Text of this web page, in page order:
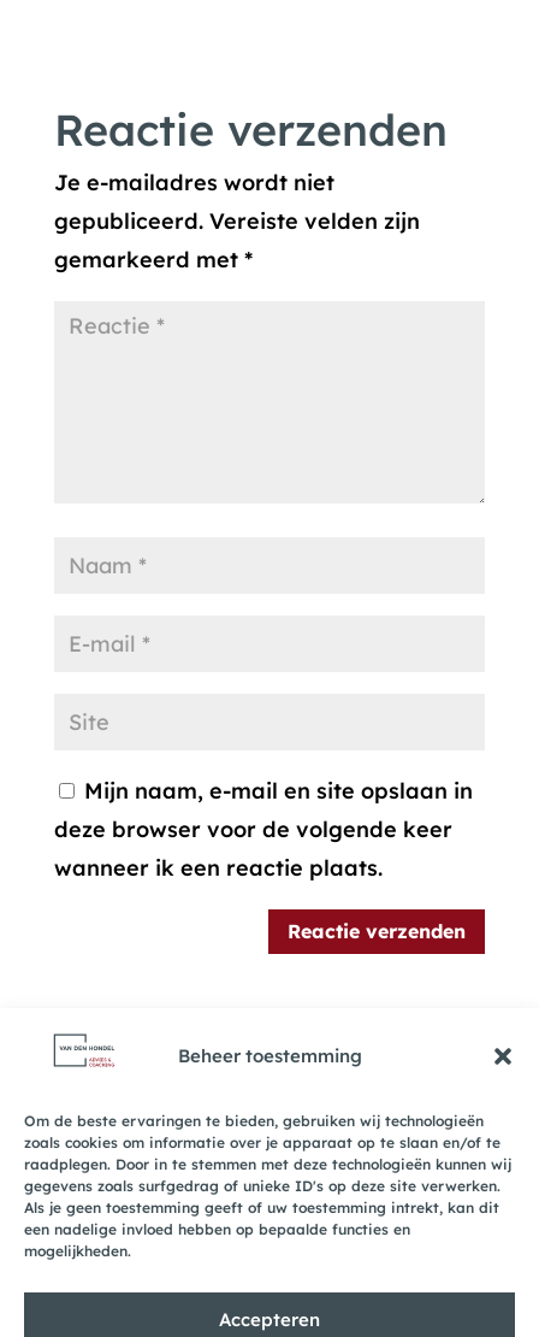
Beheer toestemming
Om de beste ervaringen te bieden, gebruiken wij technologieën
zoals cookies om informatie over je apparaat op te slaan en/of te
raadplegen. Door in te stemmen met deze technologieën kunnen wij
gegevens zoals surfgedrag of unieke ID's op deze site verwerken.
Als je geen toestemming geeft of uw toestemming intrekt, kan dit
een nadelige invloed hebben op bepaalde functies en
mogelijkheden.
Accepteren
Reactie verzenden
Je e-mailadres wordt niet
gepubliceerd. Vereiste velden zijn
gemarkeerd met *
Mijn naam, e-mail en site opslaan in
deze browser voor de volgende keer
wanneer ik een reactie plaats.
Recente reacties
© 2026 van den Hondel Advies & Coaching